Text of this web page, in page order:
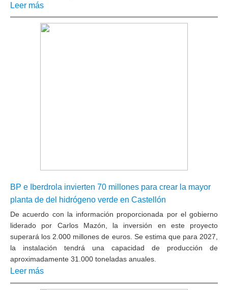
Leer más
BP e Iberdrola invierten 70 millones para crear la mayor
planta de del hidrógeno verde en Castellón
De acuerdo con la información proporcionada por el gobierno
liderado por Carlos Mazón, la inversión en este proyecto
superará los 2.000 millones de euros. Se estima que para 2027,
la instalación tendrá una capacidad de producción de
aproximadamente 31.000 toneladas anuales.
Leer más